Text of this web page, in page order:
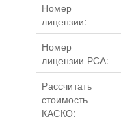
Номер
лицензии:
Номер
лицензии РСА:
Рассчитать
стоимость
КАСКО: